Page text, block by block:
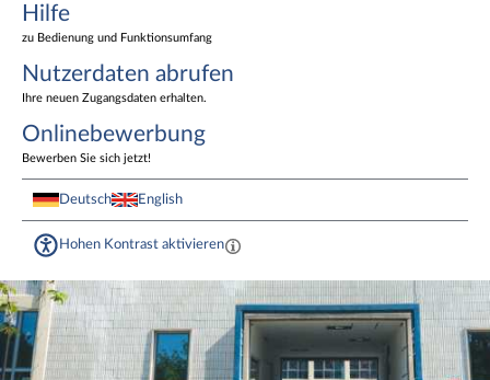
Hilfe
zu Bedienung und Funktionsumfang
Nutzerdaten abrufen
Ihre neuen Zugangsdaten erhalten.
Onlinebewerbung
Bewerben Sie sich jetzt!
Deutsch English
Hohen Kontrast aktivieren